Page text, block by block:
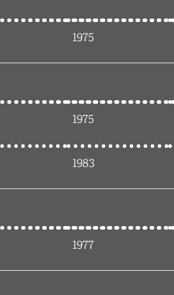
1975
1975
1983
1977